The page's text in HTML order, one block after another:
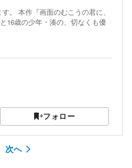
。 本作『画面のむこうの君に、
16歳の少年・湊の、切なくも優
フォロー
次へ